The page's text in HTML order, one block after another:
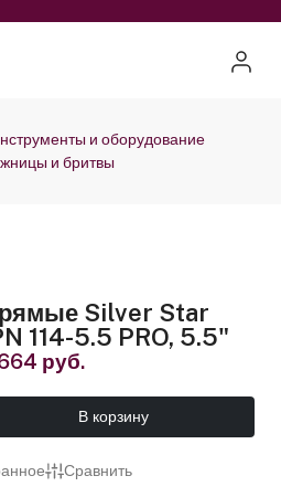
и оборудование
и бритвы
Silver Star
114-5.5 PRO, 5.5"
руб.
В корзину
Сравнить